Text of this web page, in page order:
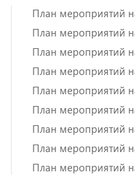
План мероприятий
План мероприятий
План мероприятий
План мероприятий
План мероприятий
План мероприятий
План мероприятий
План мероприятий